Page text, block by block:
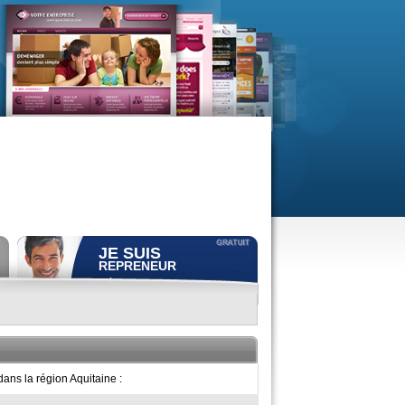
JE SUIS
REPRENEUR
Déposer gratuitementune
ACCÈS REPRENEUR
la région Aquitaine :